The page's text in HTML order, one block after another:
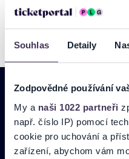
Souhlas Detaily
Zodpovědné používání
My a naši 1022 partneři
např. číslo IP) pomocí
cookie pro uchování a
zařízení, abychom vám
PRIHLÁSIŤ SA K
Pridajte sa do zoznamu